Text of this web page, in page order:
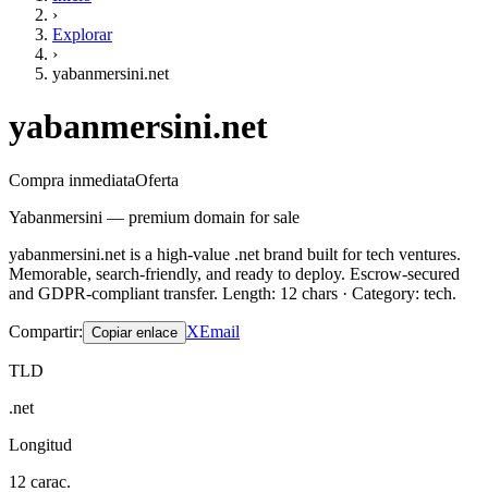
›
Explorar
›
yabanmersini.net
yabanmersini.net
Compra inmediataOferta
Yabanmersini — premium domain for sale
yabanmersini.net is a high-value .net brand built for tech ventures.
Memorable, search-friendly, and ready to deploy. Escrow-secured
and GDPR-compliant transfer. Length: 12 chars · Category: tech.
Compartir: Copiar enlace XEmail
TLD
.net
Longitud
12 carac.